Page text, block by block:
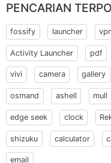
PENCARIAN
fossify launcher
Activity Launcher pdf
vivi camera gallery
osmand ashell mull
edge seek clock
shizuku calculator
email